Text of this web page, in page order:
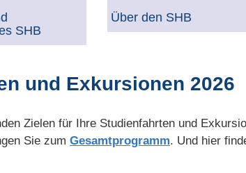
SHB
Über den SHB
und Exkursionen 2026
Zielen für Ihre Studienfahrten und
Sie zum Gesamtprogramm. Und hier